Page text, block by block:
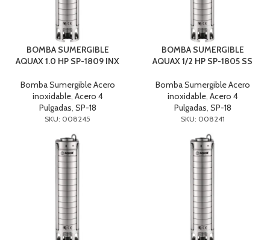
BOMBA SUMERGIBLE
AQUAX 1.0 HP SP-1809 INX
Bomba Sumergible Acero
inoxidable, Acero 4
Pulgadas, SP-18
SKU: 008245
BOMBA SUMERGIBLE
AQUAX 1/2 HP SP-1805 SS
Bomba Sumergible Acero
inoxidable, Acero 4
Pulgadas, SP-18
SKU: 008241